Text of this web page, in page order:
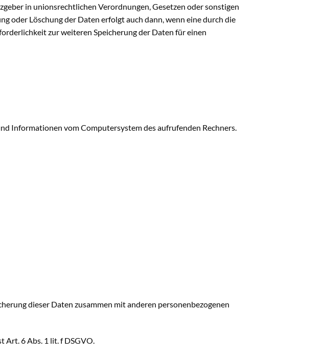
in unionsrechtlichen Verordnungen, Gesetzen oder sonstigen
oder Löschung der Daten erfolgt auch dann, wenn eine durch die
zur weiteren Speicherung der Daten für einen
Informationen vom Computersystem des aufrufenden Rechners.
dieser Daten zusammen mit anderen personenbezogenen
Art. 6 Abs. 1 lit. f DSGVO.